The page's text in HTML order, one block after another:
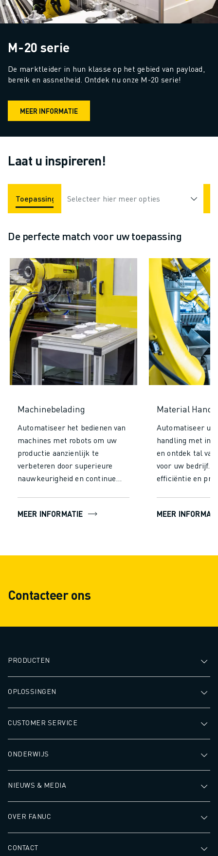
M-20 serie
De marktleider in hun klasse op het gebied van payload,
bereik en assnelheid. Ontdek nu onze M-20 serie!
MEER INFORMATIE
Laat u inspireren!
Toepassingen Industrieën
Selecteer hier meer opties
De perfecte match voor uw toepassing
Machinebelading
Automatiseer het bedienen van
machines met robots om uw
productie aanzienlijk te
verbeteren door superieure
nauwkeurigheid en continue
efficiëntie, bereik een
aanzienlijke waarde toe aan uw
MEER INFORMATIE
Material
Automatiseer
handling met
en ontdek tal
voor uw bedrijf.
efficiëntie en
handling te
constante
MEER
Contacteer ons
PRODUCTEN
OPLOSSINGEN
CUSTOMER SERVICE
ONDERWIJS
NIEUWS & MEDIA
OVER FANUC
CONTACT